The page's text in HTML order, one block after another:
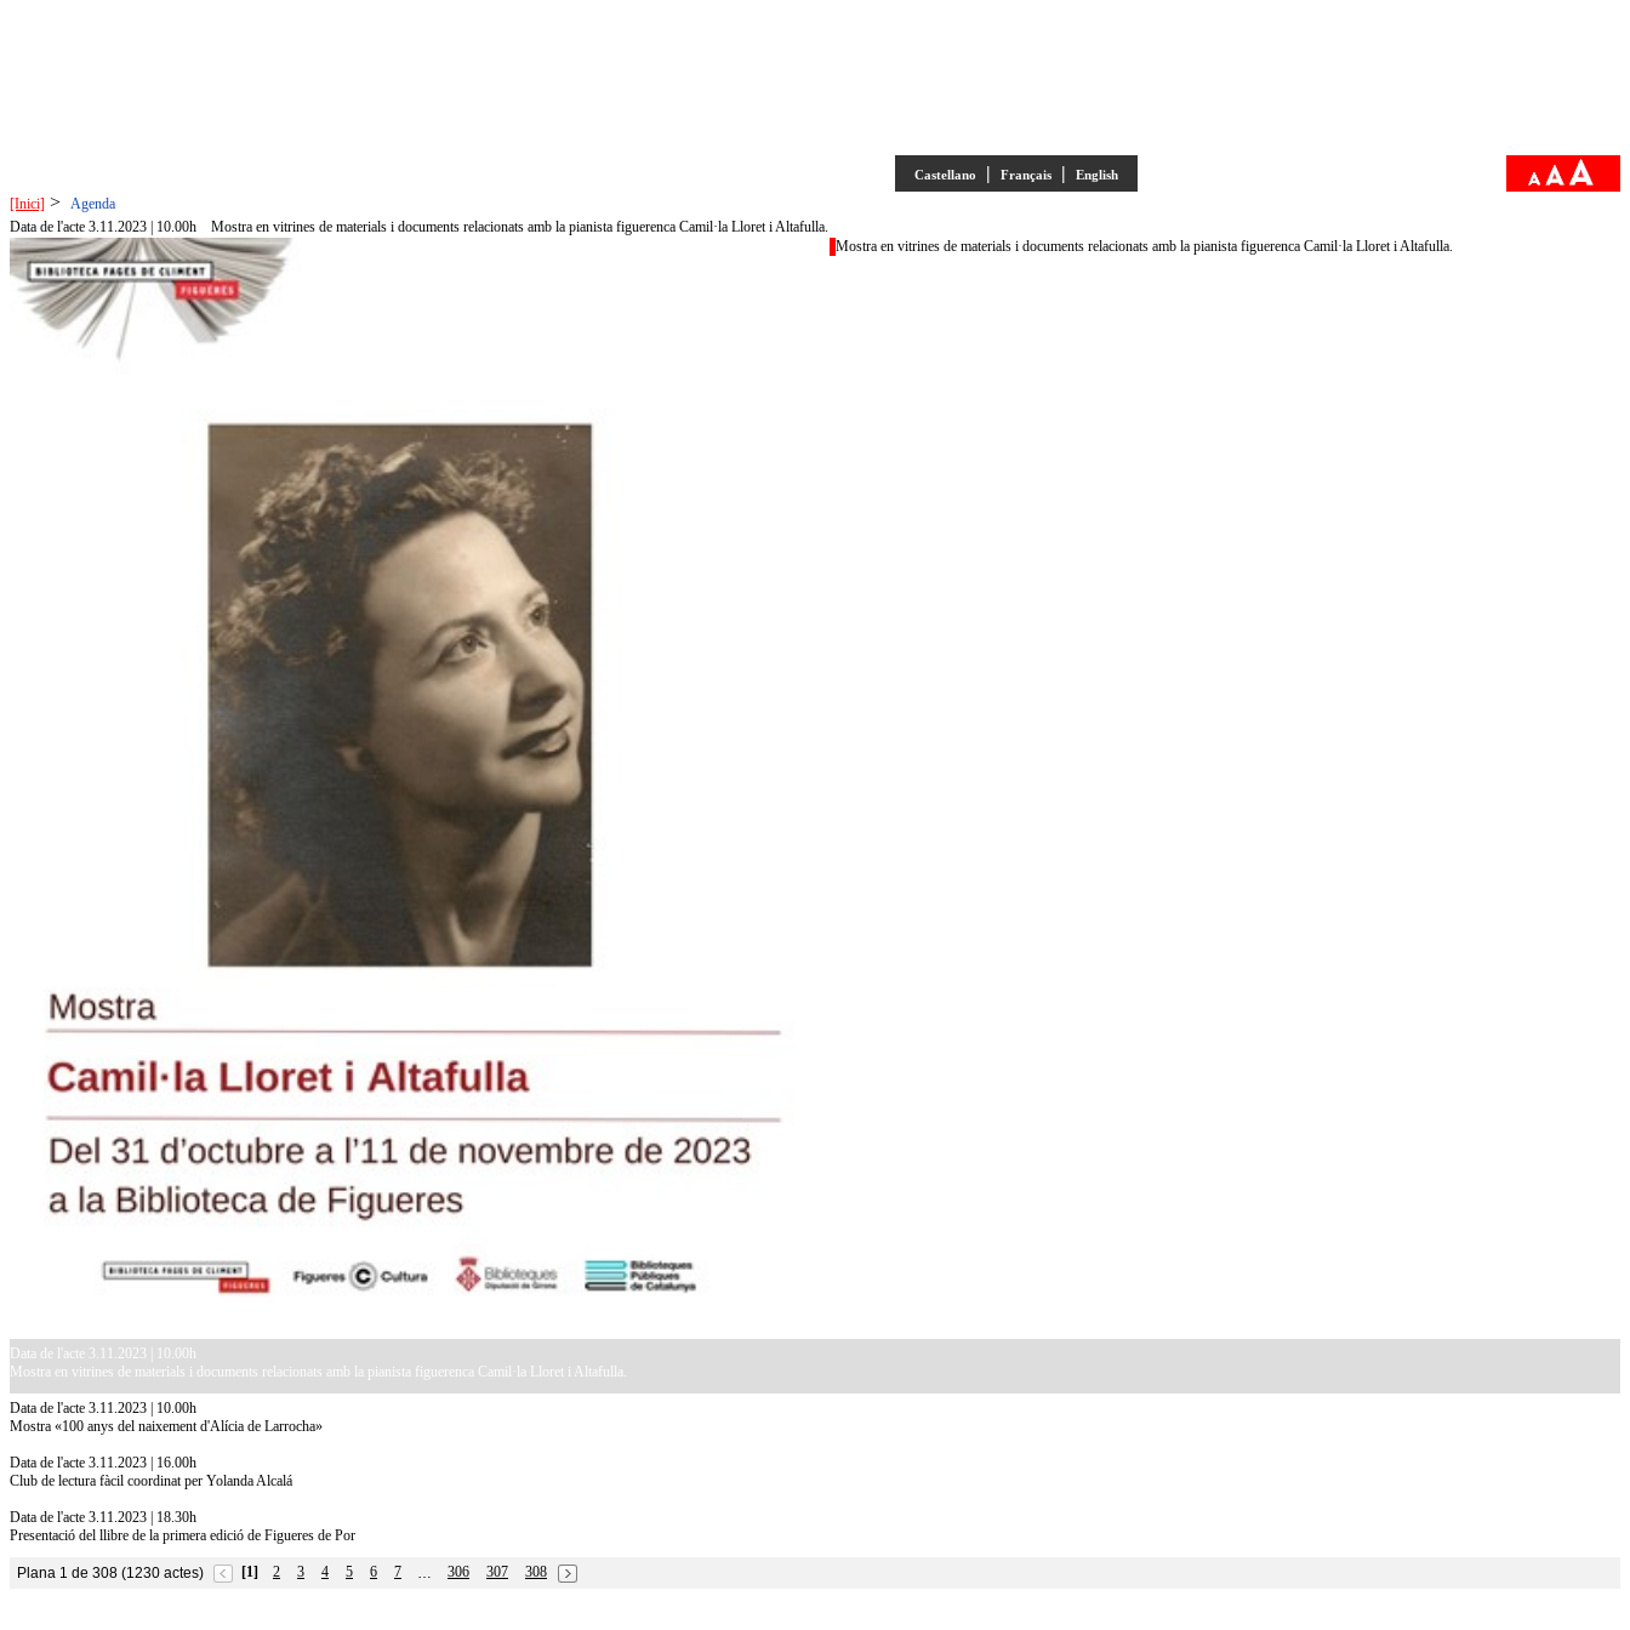
Castellano | Français | English
[Inici] > Agenda
Data de l'acte 3.11.2023 | 10.00h
Mostra en vitrines de materials i documents relacionats amb la pianista figuerenca Camil·la Lloret i Altafulla.
Mostra en vitrines de materials i documents relacionats amb la pianista figuerenca Camil·la Lloret i Altafulla.
Data de l'acte 3.11.2023 | 10.00h
Mostra en vitrines de materials i documents relacionats amb la pianista figuerenca Camil·la Lloret i Altafulla.
Data de l'acte 3.11.2023 | 10.00h
Mostra «100 anys del naixement d'Alícia de Larrocha»
Data de l'acte 3.11.2023 | 16.00h
Club de lectura fàcil coordinat per Yolanda Alcalá
Data de l'acte 3.11.2023 | 18.30h
Presentació del llibre de la primera edició de Figueres de Por
Plana 1 de 308 (1230 actes) [1] 2 3 4 5 6 7 … 306 307
308